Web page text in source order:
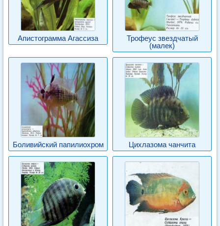
Апистограмма Агассиза
Трофеус звездчатый
(малек)
Боливийский папилиохром Цихлазома чанчита